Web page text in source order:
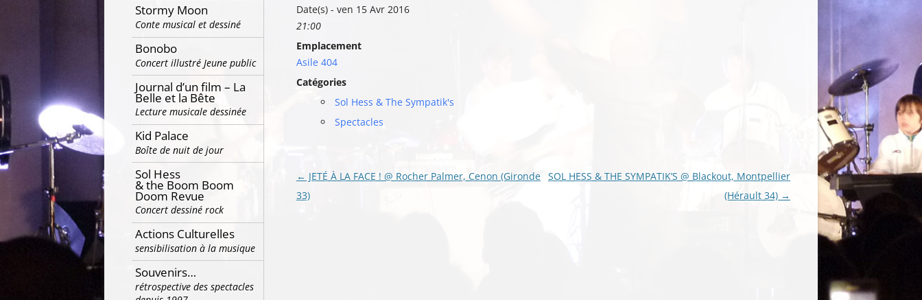
Date(s) - ven 15 Avr 2016
21:00
Emplacement
Asile 404
Catégories
Sol Hess & The Sympatik's
Spectacles
Navigation
des
← JETÉ À LA FACE ! @ Rocher Palmer, Cenon (Gironde
33)
SOL HESS & THE SYMPATIK’S @ Blackout, Montpellier
(Hérault 34) →
Stormy Moon
Conte musical et dessiné
Bonobo
Concert illustré Jeune public
Journal d’un film – La
Belle et la Bête
Lecture musicale dessinée
Kid Palace
Boîte de nuit de jour
Sol Hess
& the Boom Boom
Doom Revue
Concert dessiné rock
Actions Culturelles
sensibilisation à la musique
Souvenirs…
rétrospective des spectacles